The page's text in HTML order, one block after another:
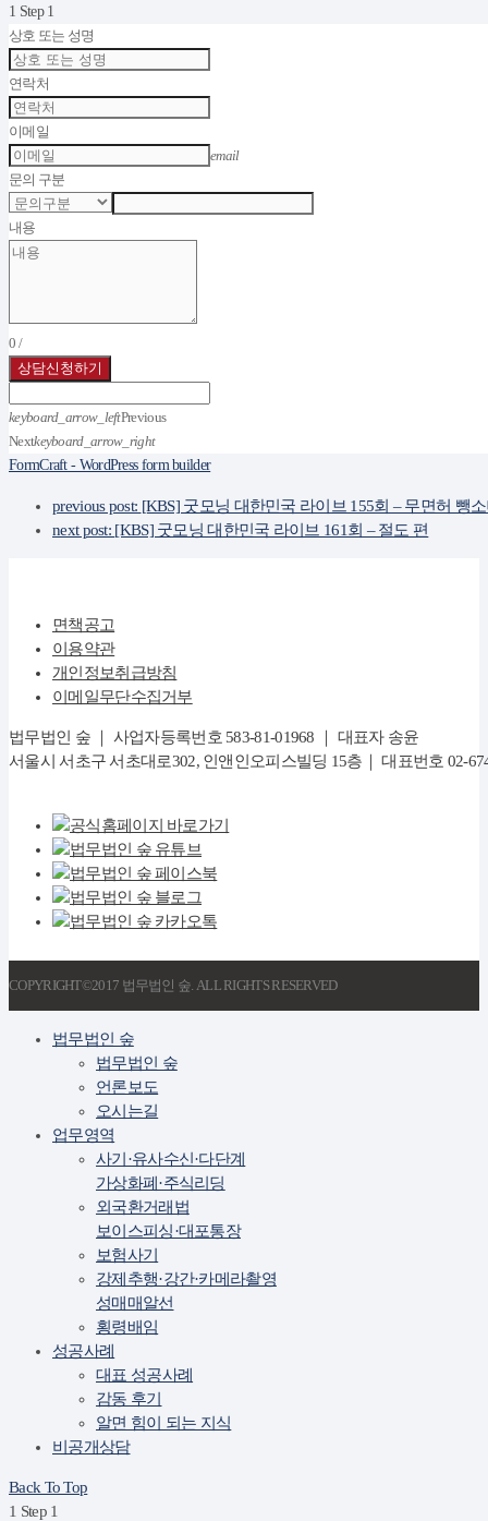
1 Step 1
상호 또는 성명
연락처
이메일
email
문의 구분
내용
0 /
상담신청하기
keyboard_arrow_leftPrevious
Nextkeyboard_arrow_right
FormCraft - WordPress form builder
previous post: [KBS] 굿모닝 대한민국 라이브 155회 – 무면허 뺑
next post: [KBS] 굿모닝 대한민국 라이브 161회 – 절도 편
면책공고
이용약관
개인정보취급방침
이메일무단수집거부
법무법인 숲 ｜ 사업자등록번호 583-81-01968 ｜ 대표자 송윤
서울시 서초구 서초대로302, 인앤인오피스빌딩 15층｜ 대표번호 02-
COPYRIGHT©2017 법무법인 숲. ALL RIGHTS RESERVED
법무법인 숲
법무법인 숲
언론보도
오시는길
업무영역
사기·유사수신·다단계
가상화폐·주식리딩
외국환거래법
보이스피싱·대포통장
보험사기
강제추행·강간·카메라촬영
성매매알선
횡령배임
성공사례
대표 성공사례
감동 후기
알면 힘이 되는 지식
비공개상담
Back To Top
1 Step 1